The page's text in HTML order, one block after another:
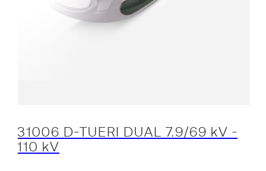
31006 D-TUERI DUAL 7.9/69 kV -
110 kV